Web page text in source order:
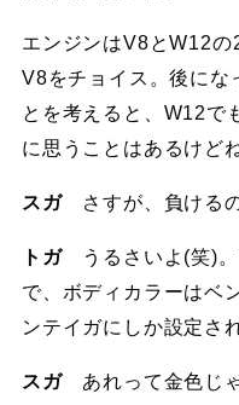
エンジンはV8とW12
V8をチョイス。後にな
とを考えると、W12で
に思うことはあるけど
スガ さすが、負ける
トガ
うるさいよ(笑)
で、ボディカラーはベ
ンテイガにしか設定さ
スガ あれって金色じ